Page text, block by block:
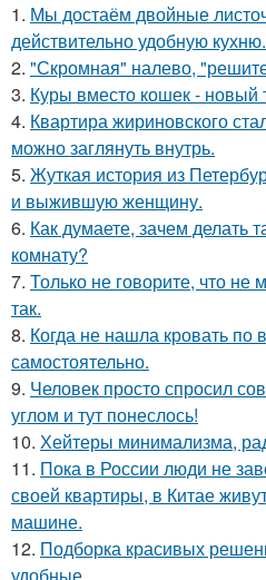
1. Мы достаём двойные
действительно удобную кухню.
2. "Скромная" налево,
3. Куры вместо кошек - новый
4. Квартира жириновского
можно заглянуть внутрь.
5. Жуткая история из
и выжившую женщину.
6. Как думаете, зачем делать
комнату?
7. Только не говорите, что
так.
8. Когда не нашла кровать по
самостоятельно.
9. Человек просто спросил
углом и тут понеслось!
10. Хейтеры минимализма,
11. Пока в России люди не
своей квартиры, в Китае
машине.
12. Подборка красивых